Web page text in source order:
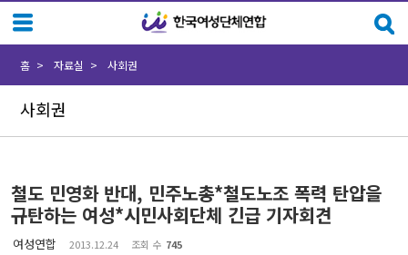
사회권
홈 자료실 사회권
철도 민영화 반대, 민주노총*철도노조 폭력 탄압을
규탄하는 여성*시민사회단체 긴급 기자회견
여성연합 2013.12.24 조회 수 745